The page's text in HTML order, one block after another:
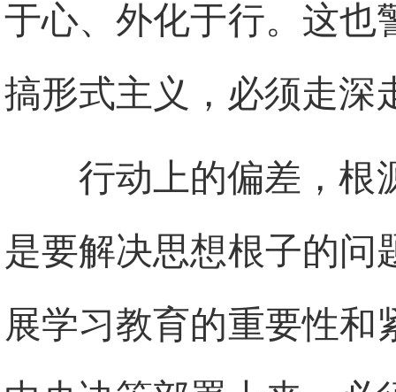
于心、外化于行。这也
搞形式主义，必须走深
行动上的偏差，根
是要解决思想根子的问
展学习教育的重要性和